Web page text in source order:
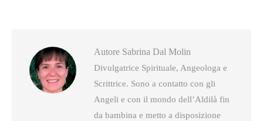
Autore Sabrina Dal Molin
Divulgatrice Spirituale, Angeologa e
Scrittrice. Sono a contatto con gli
Angeli e con il mondo dell’Aldilà fin
da bambina e metto a disposizione